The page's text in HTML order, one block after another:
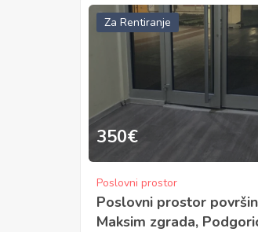
Za Rentiranje
350€
Poslovni prostor
Poslovni prostor
Maksim zgrada,